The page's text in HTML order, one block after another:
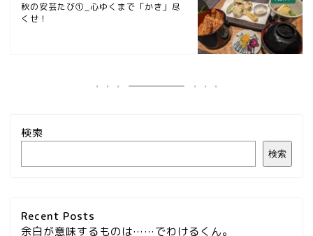
秋の安芸たび①_心ゆくまで「かき」尽
くせ！
検索
検索
Recent Posts
余白が意味するものは……でわけるくん。